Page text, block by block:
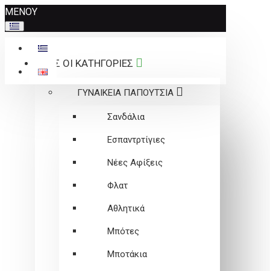
Σημείωση:
Αυτός
ο
ιστότοπος
περιλαμβάνει
ΜΕΝΟΥ
ΟΛΕΣ ΟΙ ΚΑΤΗΓΟΡΙΕΣ
ΓΥΝΑΙΚΕΙΑ ΠΑΠΟΥΤΣΙΑ
Σανδάλια
Εσπαντρτίγιες
Νέες Αφίξεις
Φλατ
Αθλητικά
Μπότες
Μποτάκια